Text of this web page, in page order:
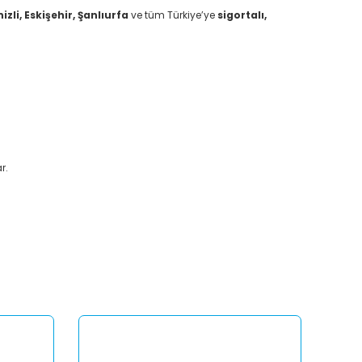
Eskişehir, Şanlıurfa ve tüm Türkiye’ye sigortalı,